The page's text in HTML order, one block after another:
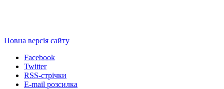
Повна версія сайту
Facebook
Twitter
RSS-стрічки
E-mail розсилка